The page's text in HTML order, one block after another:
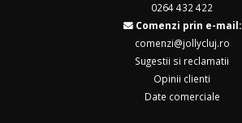
0264 432 422
Comenzi prin e-mail:
comenzi@jollycluj.ro
Sugestii si reclamatii
Opinii clienti
Date comerciale